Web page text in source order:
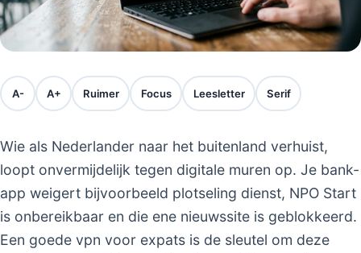
A- A+ Ruimer Focus Leesletter Serif
Wie als Nederlander naar het buitenland verhuist,
loopt onvermijdelijk tegen digitale muren op. Je bank-
app weigert bijvoorbeeld plotseling dienst, NPO Start
is onbereikbaar en die ene nieuwssite is geblokkeerd.
Een goede vpn voor expats is de sleutel om deze